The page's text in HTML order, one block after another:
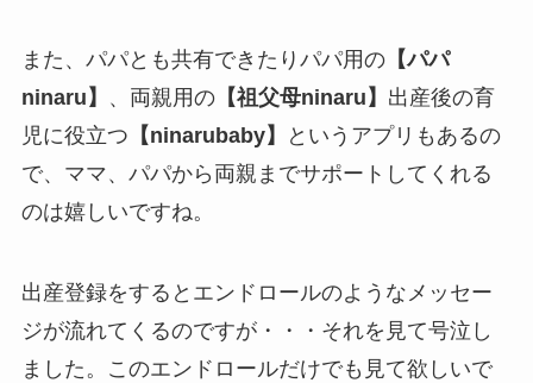
また、パパとも共有できたりパパ用の【パパ
ninaru】
、両親用の【祖父母ninaru】 出産後の育
児に役立つ 【ninarubaby】
というアプリもあるの
で、ママ、パパから両親までサポートしてくれる
のは嬉しいですね。
出産登録をするとエンドロールのようなメッセー
ジが流れてくるのですが・・・それを見て号泣し
ました。このエンドロールだけでも見て欲しいで